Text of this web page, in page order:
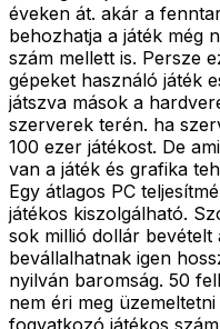
éveken át. akár a
behozhatja a játék még
szám mellett is. Persze
gépeket használó játék
játszva mások a
szerverek terén. ha
100 ezer játékost. De
van a játék és grafika
Egy átlagos PC
játékos kiszolgálható.
sok millió dollár
bevállalhatnak igen
nyilván baromság. 50
nem éri meg